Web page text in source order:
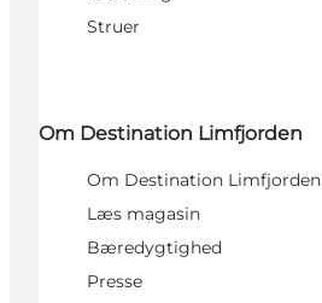
Struer
Om Destination Limfjorden
Om Destination Limfjorden
Læs magasin
Bæredygtighed
Presse